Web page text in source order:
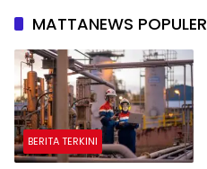
MATTANEWS POPULER
BERITA TERKINI